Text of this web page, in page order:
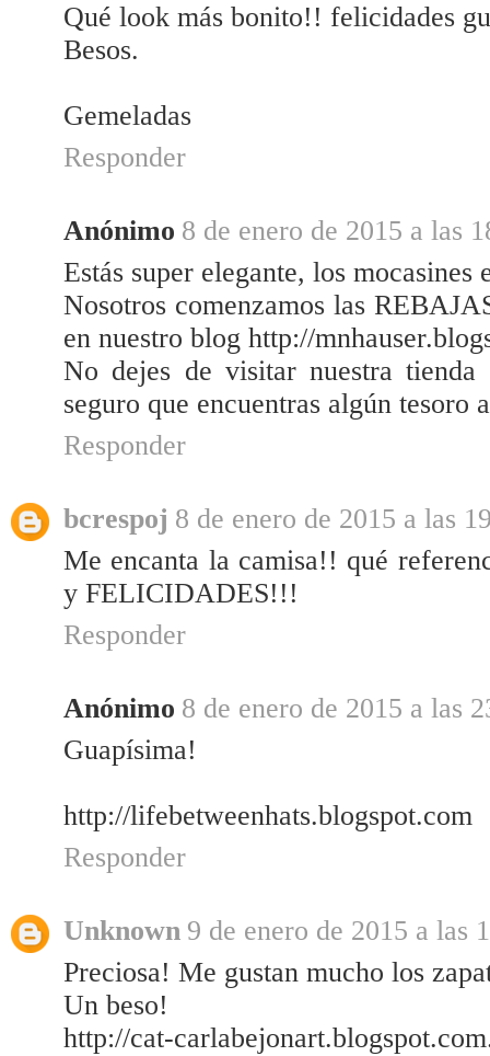
Qué look más bonito!! felicidades
Besos.
Gemeladas
Responder
Anónimo 8 de enero de 2015 a las
Estás super elegante, los
Nosotros comenzamos las
en nuestro blog http://
No dejes de visitar nuestra tienda
seguro que encuentras algún tesoro
Responder
bcrespoj 8 de enero de 2015 a las
Me encanta la camisa!! qué
y FELICIDADES!!!
Responder
Anónimo 8 de enero de 2015 a las
Guapísima!
http://lifebetweenhats.blogspot.com
Responder
Unknown 9 de enero de 2015 a las
Preciosa! Me gustan mucho los
Un beso!
http://cat-